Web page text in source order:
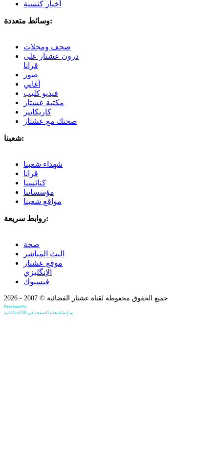
أخبار كنسية
وسائط متعددة:
صحف ومجلات
درون عشتار على
قرانا
صور
أغاني
فيديو كليب
مكتبة عشتار
كاريكاتير
صحتك مع عشتار
شعبنا:
شهداء شعبنا
قرانا
كنائسنا
مؤسساتنا
مواقع شعبنا
روابط سريعة:
صحة
البث المباشر
موقع عشتار
الإنگليزي
فيسبوك
جميع الحقوق محفوظة لقناة عشتار الفضائية © 2007 - 2026
Developed by:
تم إنشاء هذه الصفحة في 0.5200 ثانية